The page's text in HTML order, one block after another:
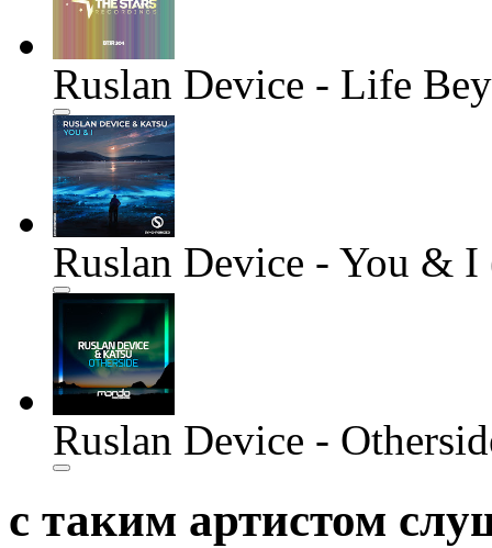
Ruslan Device - Life
Ruslan Device - You &
Ruslan Device -
с таким артистом